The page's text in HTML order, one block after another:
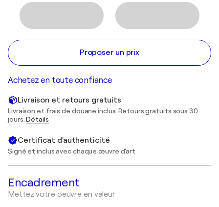
Proposer un prix
Achetez en toute confiance
Livraison et retours gratuits
Livraison et frais de douane inclus. Retours gratuits sous 30
jours.Détails
Certificat d'authenticité
Signé et inclus avec chaque œuvre d'art
Encadrement
Mettez votre oeuvre en valeur